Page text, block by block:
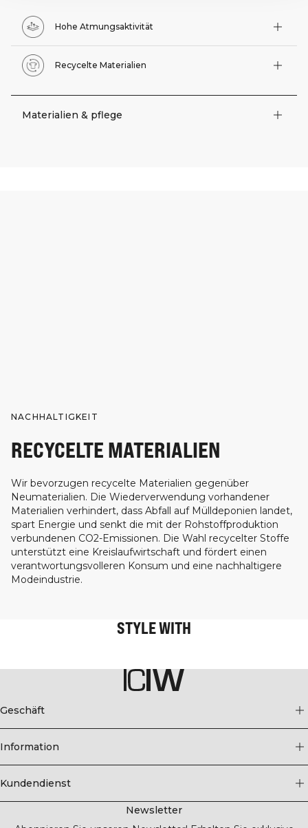
Hohe Atmungsaktivität
Recycelte Materialien
Materialien & pflege
NACHHALTIGKEIT
RECYCELTE MATERIALIEN
Wir bevorzugen recycelte Materialien gegenüber
Neumaterialien. Die Wiederverwendung vorhandener
Materialien verhindert, dass Abfall auf Mülldeponien landet,
spart Energie und senkt die mit der Rohstoffproduktion
verbundenen CO2-Emissionen. Die Wahl recycelter Stoffe
unterstützt eine Kreislaufwirtschaft und fördert einen
verantwortungsvolleren Konsum und eine nachhaltigere
Modeindustrie.
STYLE WITH
Geschäft
Information
Kundendienst
Newsletter